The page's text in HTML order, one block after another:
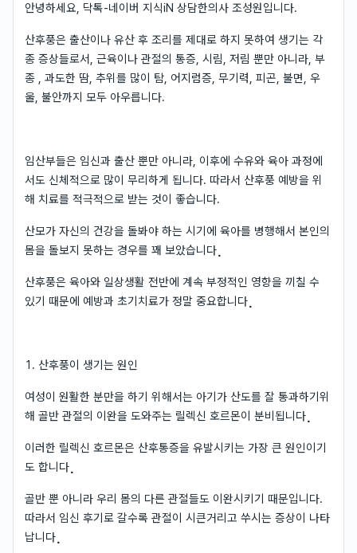
안녕하세요, 닥톡-네이버 지식iN 상담한의사 조성원입니다.
산후풍은 출산이나 유산 후 조리를 제대로 하지 못하여 생기는 각
종 증상들로서, 근육이나 관절의 통증, 시림, 저림 뿐만 아니라, 부
종 , 과도한 땀, 추위를 많이 탐, 어지럼증, 무기력, 피곤, 불면, 우
울, 불안까지 모두 아우릅니다.
임산부들은 임신과 출산 뿐만 아니라, 이후에 수유와 육아 과정에
서도 신체적으로 많이 무리하게 됩니다. 따라서 산후풍 예방을 위
해 치료를 적극적으로 받는 것이 좋습니다.
산모가 자신의 건강을 돌봐야 하는 시기에 육아를 병행해서 본인의
몸을 돌보지 못하는 경우를 꽤 보았습니다⡀
산후풍은 육아와 일상생활 전반에 계속 부정적인 영향을 끼칠 수
있기 때문에 예방과 초기치료가 정말 중요합니다⡀
1. 산후풍이 생기는 원인
여성이 원활한 분만을 하기 위해서는 아기가 산도를 잘 통과하기위
해 골반 관절의 이완을 도와주는 릴렉신 호르몬이 분비됩니다⡀
이러한 릴렉신 호르몬은 산후통증을 유발시키는 가장 큰 원인이기
도 합니다⡀
골반 뿐 아니라 우리 몸의 다른 관절들도 이완시키기 때문입니다.
따라서 임신 후기로 갈수록 관절이 시큰거리고 쑤시는 증상이 나타
납니다⡀